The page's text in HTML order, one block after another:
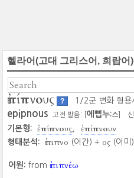
헬라어(고대 그리스어, 희랍어
ἐπίπνους ? 1/2군 변화 형용
epipnous 고전 발음: [에삡누:스
기본형: ἐπίπνους ἐπίπνουν
형태분석: ἐπιπνο (어간) + ος (어미)
어원: fromἐπιπνέω